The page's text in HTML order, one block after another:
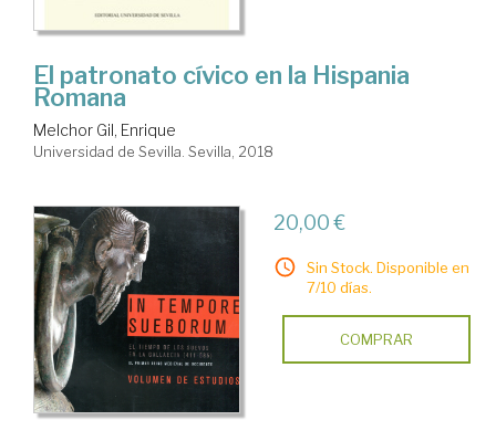
El patronato cívico en la Hispania
Romana
Melchor Gil, Enrique
Universidad de Sevilla. Sevilla, 2018
20,00 €
Sin Stock. Disponible en
7/10 días.
COMPRAR